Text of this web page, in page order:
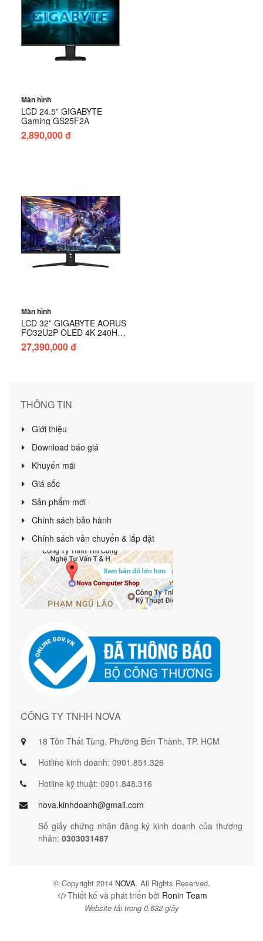
Màn hình
LCD 24.5” GIGABYTE
Gaming GS25F2A
2,890,000 đ
Màn hình
LCD 32” GIGABYTE AORUS
FO32U2P OLED 4K 240Hz
chuyên game
27,390,000 đ
THÔNG TIN
Giới thiệu
Download báo giá
Khuyến mãi
Giá sốc
Sản phẩm mới
Chính sách bảo hành
Chính sách vẫn chuyển & lắp đặt
CÔNG TY TNHH NOVA
18 Tôn Thất Tùng, Phường Bến Thành, TP. HCM
Hotline kinh doanh: 0901.851.326
Hotline kỹ thuật: 0901.848.316
nova.kinhdoanh@gmail.com
Số giấy chứng nhận đăng ký kinh doanh của thương
nhân: 0303031487
© Copyright 2014 NOVA. All Rights Reserved.
Thiết kế và phát triển bởi Ronin Team
Website tải trong 0.632 giây